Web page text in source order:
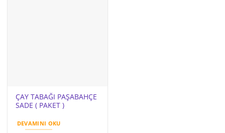
ÇAY TABAĞI PAŞABAHÇE
SADE ( PAKET )
DEVAMINI OKU